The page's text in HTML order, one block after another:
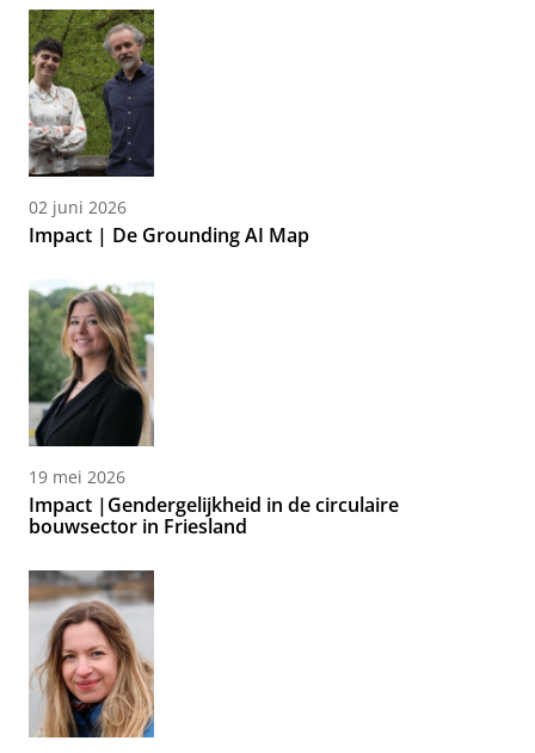
02 juni 2026
Impact | De Grounding AI Map
19 mei 2026
Impact |Gendergelijkheid in de circulaire
bouwsector in Friesland